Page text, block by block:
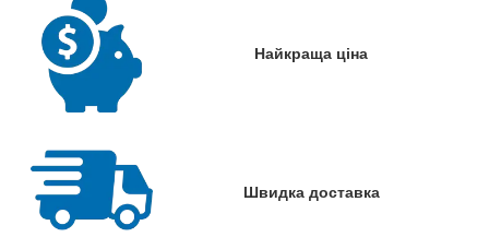
Найкраща ціна
Швидка доставка